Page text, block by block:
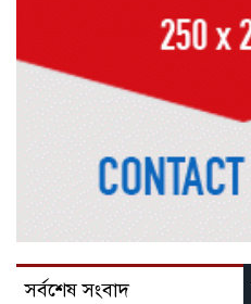
সর্বশেষ সংবাদ